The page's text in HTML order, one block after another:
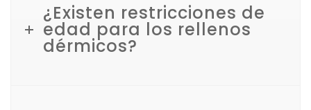
¿Existen restricciones de
edad para los rellenos
dérmicos?